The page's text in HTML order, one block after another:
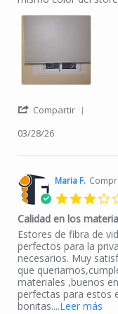
Compartir
03/28/26
Maria F.
Calidad en los
Review by Maria F.
review stating
Estores de fibra de
perfectos para la
necesarios. Muy
que
materiales ,buenos
perfectas para estos
bonitas....Leer más